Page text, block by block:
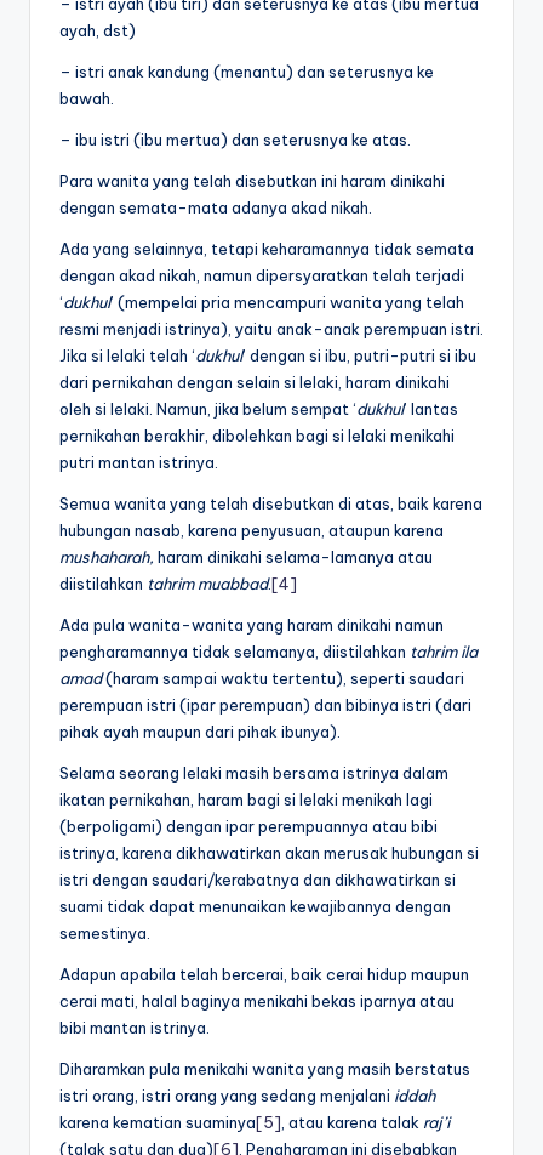
– istri ayah (ibu tiri) dan seterusnya ke atas (ibu mertua
ayah, dst)
– istri anak kandung (menantu) dan seterusnya ke
bawah.
– ibu istri (ibu mertua) dan seterusnya ke atas.
Para wanita yang telah disebutkan ini haram dinikahi
dengan semata-mata adanya akad nikah.
Ada yang selainnya, tetapi keharamannya tidak semata
dengan akad nikah, namun dipersyaratkan telah terjadi
‘dukhul’ (mempelai pria mencampuri wanita yang telah
resmi menjadi istrinya), yaitu anak-anak perempuan istri.
Jika si lelaki telah ‘dukhul’ dengan si ibu, putri-putri si ibu
dari pernikahan dengan selain si lelaki, haram dinikahi
oleh si lelaki. Namun, jika belum sempat ‘dukhul’ lantas
pernikahan berakhir, dibolehkan bagi si lelaki menikahi
putri mantan istrinya.
Semua wanita yang telah disebutkan di atas, baik karena
hubungan nasab, karena penyusuan, ataupun karena
mushaharah, haram dinikahi selama-lamanya atau
diistilahkan tahrim muabbad.[4]
Ada pula wanita-wanita yang haram dinikahi namun
pengharamannya tidak selamanya, diistilahkan tahrim ila
amad(haram sampai waktu tertentu), seperti saudari
perempuan istri (ipar perempuan) dan bibinya istri (dari
pihak ayah maupun dari pihak ibunya).
Selama seorang lelaki masih bersama istrinya dalam
ikatan pernikahan, haram bagi si lelaki menikah lagi
(berpoligami) dengan ipar perempuannya atau bibi
istrinya, karena dikhawatirkan akan merusak hubungan si
istri dengan saudari/kerabatnya dan dikhawatirkan si
suami tidak dapat menunaikan kewajibannya dengan
semestinya.
Adapun apabila telah bercerai, baik cerai hidup maupun
cerai mati, halal baginya menikahi bekas iparnya atau
bibi mantan istrinya.
Diharamkan pula menikahi wanita yang masih berstatus
istri orang, istri orang yang sedang menjalani iddah
karena kematian suaminya[5], atau karena talak raj’i
(talak satu dan dua)[6]. Pengharaman ini disebabkan